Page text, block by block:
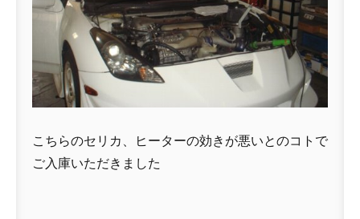
こちらのセリカ、ヒーターの効きが悪いとのコトで
ご入庫いただきました